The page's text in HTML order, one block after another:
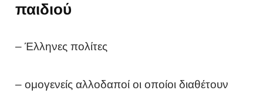
παιδιού
– Έλληνες πολίτες
– ομογενείς αλλοδαποί οι οποίοι διαθέτουν